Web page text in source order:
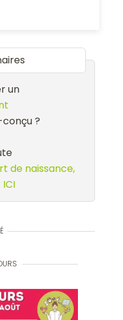
un
?
de naissance,